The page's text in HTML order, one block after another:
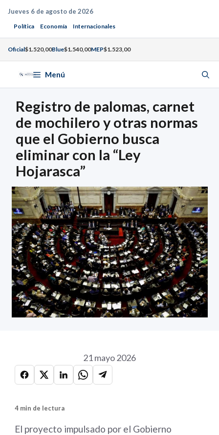
Saltar
contenido
Jueves 6 de agosto de 2026
Política Economía Internacionales
Oficial$1.520,00Blue$1.540,00MEP$1.523,00
Menú
Registro de palomas, carnet
de mochilero y otras normas
que el Gobierno busca
eliminar con la “Ley
Hojarasca”
21 mayo 2026
4 min de lectura
El proyecto impulsado por el Gobierno